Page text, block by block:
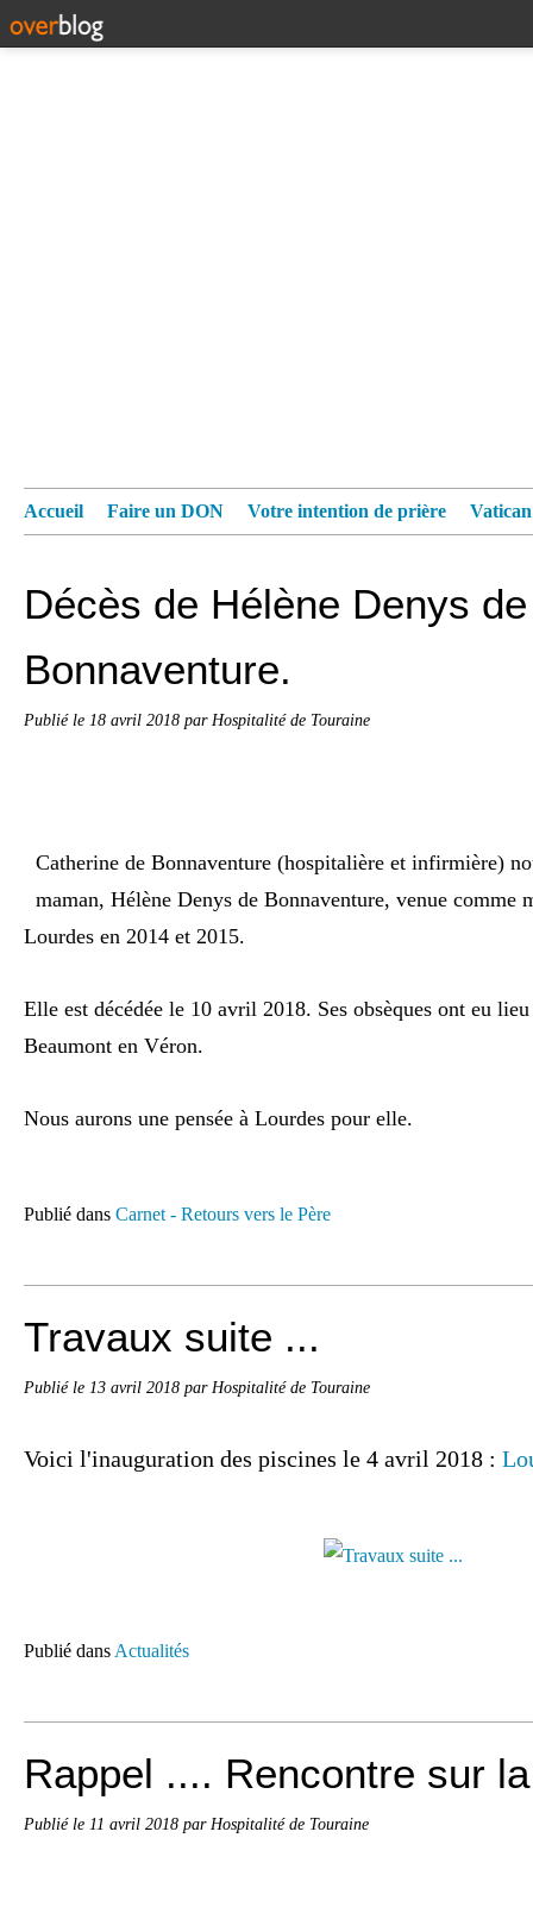
Accueil Faire un DON Votre intention de prière
Décès de Hélène Denys de
Bonnaventure.
Publié le 18 avril 2018 par Hospitalité de Touraine
Catherine de Bonnaventure (hospitalière et infirmière)
maman, Hélène Denys de Bonnaventure, venue comme
Lourdes en 2014 et 2015.
Elle est décédée le 10 avril 2018. Ses obsèques ont eu
Beaumont en Véron.
Nous aurons une pensée à Lourdes pour elle.
Publié dans Carnet - Retours vers le Père
Travaux suite ...
Publié le 13 avril 2018 par Hospitalité de Touraine
Voici l'inauguration des piscines le 4 avril 2018 :
Publié dans Actualités
Rappel .... Rencontre sur
Publié le 11 avril 2018 par Hospitalité de Touraine